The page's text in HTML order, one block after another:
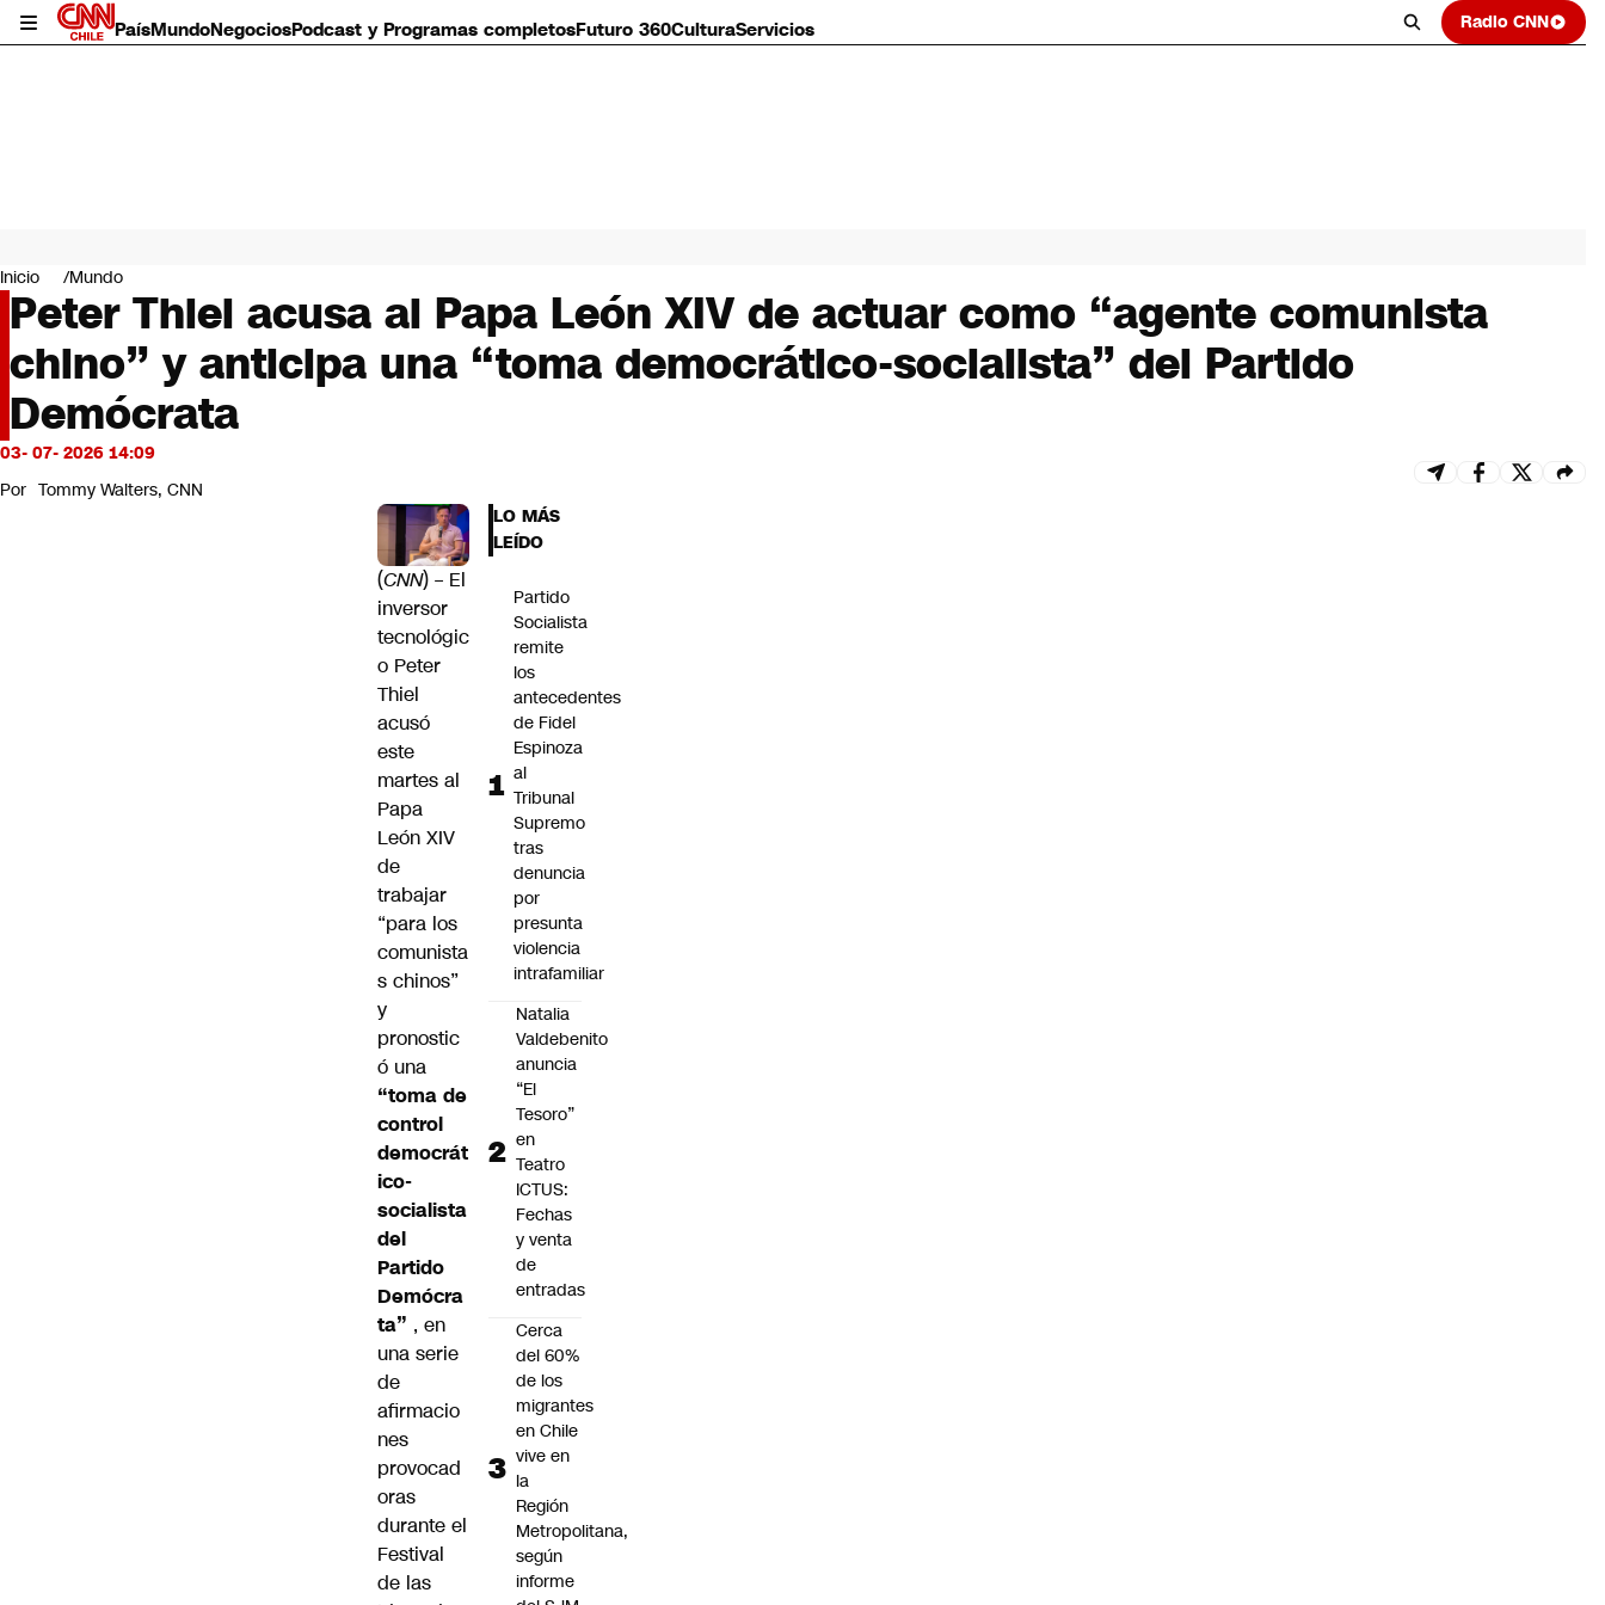
PaísMundoNegociosPodcast y Programas completosFuturo 360CulturaServicios Radio CNN
Mundo
Negocios
Deportes
Programas completos
Cultura
Servicios
Bits
CNN Data
CNN tiempo
Futuro 360
Inicio Mundo
Peter Thiel acusa al Papa León XIV de actuar como “agente comunista
chino” y anticipa una “toma democrático-socialista” del Partido
Demócrata
03- 07- 2026 14:09
Por Tommy Walters, CNN
(CNN) – El
inversor
tecnológic
o Peter
Thiel
acusó
este
martes al
Papa
León XIV
de
trabajar
“para los
comunista
s chinos”
y
pronostic
ó una
“toma de
control
democrát
ico-
socialista
del
Partido
Demócra
ta” , en
una serie
de
afirmacio
nes
provocad
oras
durante el
Festival
de las
LO MÁS
LEÍDO
Partido
Socialista
remite
los
antecedentes
de Fidel
Espinoza
al
Tribunal
Supremo
tras
denuncia
por
presunta
violencia
intrafamiliar
Natalia
Valdebenito
anuncia
“El
Tesoro”
en
Teatro
ICTUS:
Fechas
y venta
de
entradas
Cerca
del 60%
de los
migrantes
en Chile
vive en
la
Región
Metropolitana,
según
informe